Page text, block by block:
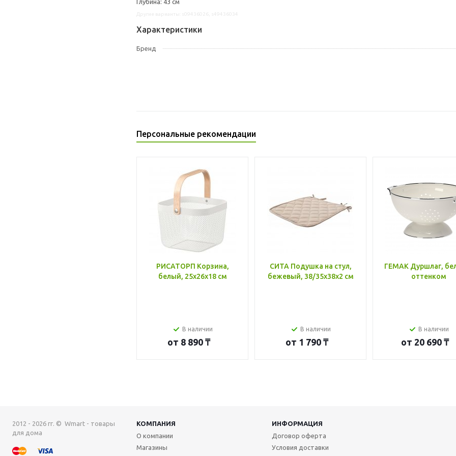
Глубина: 43 см
Характеристики
Бренд
Персональные рекомендации
РИСАТОРП Корзина,
белый, 25x26x18 см
В наличии
от 8 890 ₸
СИТА Подушка на стул,
бежевый, 38/35x38x2 см
В наличии
от 1 790 ₸
ГЕМАК Дуршлаг,
оттенком
В наличии
от 20 690 ₸
2012 - 2026 гг. © Wmart - товары
для дома
КОМПАНИЯ
ИНФОРМАЦИЯ
О компании
Магазины
Договор оферта
Условия доставки